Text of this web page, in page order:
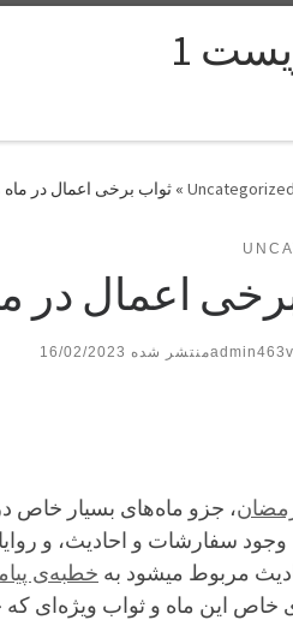
1
Uncategorized
» ثواب برخی اعمال در
اعمال در
16/02/2023
، جزو ماه‌های بسیار خاص
سفارشات و احادیث، و
مربوط میشود به خطبه‌ی
خاص این ماه و ثواب ویژه‌ای